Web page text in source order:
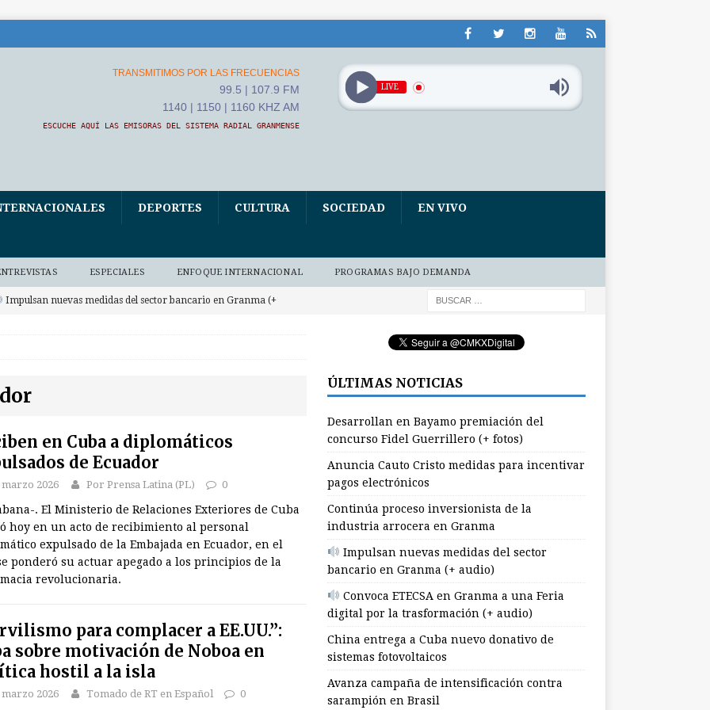
TRANSMITIMOS POR LAS FRECUENCIAS
99.5 | 107.9 FM
1140 | 1150 | 1160 KHZ AM
ESCUCHE AQUÍ LAS EMISORAS DEL SISTEMA RADIAL GRANMENSE
LIVE
DEPORTES CULTURA SOCIEDAD EN VIVO
ESPECIALES ENFOQUE INTERNACIONAL PROGRAMAS BAJO DEMANDA
Impulsan nuevas medidas del sector bancario en Granma (+
campaña de intensificación contra sarampión en Brasil
en Bayamo premiación del concurso Fidel Guerrillero
Cauto Cristo medidas para incentivar pagos electrónicos
proceso inversionista de la industria arrocera en Granma
en Cuba a diplomáticos
de Ecuador
marzo 2026 Por Prensa Latina (PL) 0
. El Ministerio de Relaciones Exteriores de Cuba
hoy en un acto de recibimiento al personal
expulsado de la Embajada en Ecuador, en el
ponderó su actuar apegado a los principios de la
revolucionaria.
para complacer a EE.UU.”:
sobre motivación de Noboa en
hostil a la isla
marzo 2026 Tomado de RT en Español 0
ÚLTIMAS NOTICIAS
Desarrollan en Bayamo premiación del
concurso Fidel Guerrillero (+ fotos)
Anuncia Cauto Cristo medidas para incentivar
pagos electrónicos
Continúa proceso inversionista de la
industria arrocera en Granma
Impulsan nuevas medidas del sector
bancario en Granma (+ audio)
Convoca ETECSA en Granma a una Feria
digital por la trasformación (+ audio)
China entrega a Cuba nuevo donativo de
sistemas fotovoltaicos
Avanza campaña de intensificación contra
sarampión en Brasil